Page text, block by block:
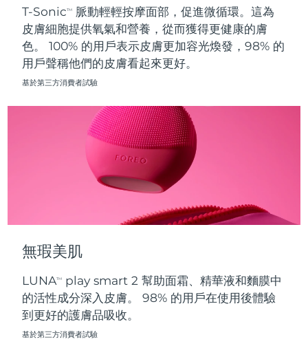
T-SonicTM
脈動輕輕按摩面部，促進微循環。這為
皮膚細胞提供氧氣和營養，從而獲得更健康的膚
色。 100% 的用戶表示皮膚更加容光煥發，98% 的
用戶聲稱他們的皮膚看起來更好。
基於第三方消費者試驗
無瑕美肌
LUNATM
play smart 2 幫助面霜、精華液和麵膜中
的活性成分深入皮膚。 98% 的用戶在使用後體驗
到更好的護膚品吸收。
基於第三方消費者試驗
波蘭 預計送達日期09/08/2026
葡萄牙 預計送達日期
預計送達日期
預計送達日期
俄羅斯 預計送達日期16/08/2026
沙烏地阿拉伯
新加坡 預計送達日期10/08/2026
斯洛伐克